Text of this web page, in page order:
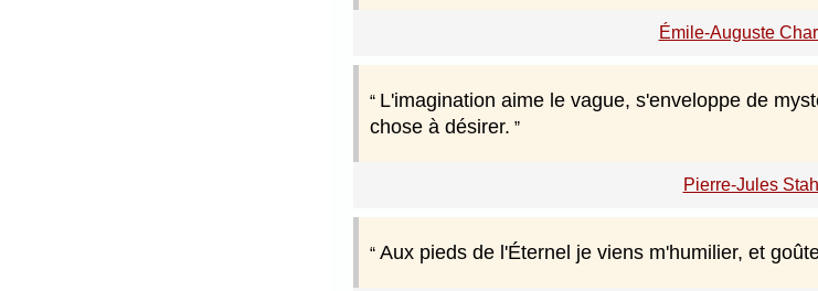
Émile-Auguste
L'imagination aime le vague, s'enveloppe de
chose à désirer.
Pierre-Jules Stahl
Aux pieds de l'Éternel je viens m'humilier, et